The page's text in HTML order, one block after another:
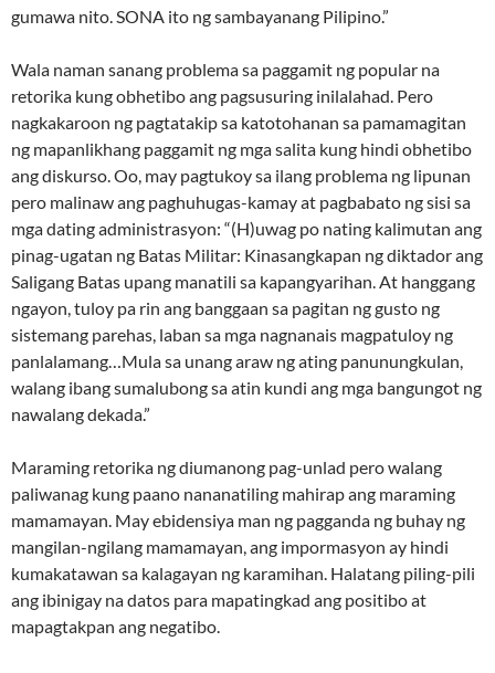
gumawa nito. SONA ito ng sambayanang Pilipino.”
Wala naman sanang problema sa paggamit ng popular na
retorika kung obhetibo ang pagsusuring inilalahad. Pero
nagkakaroon ng pagtatakip sa katotohanan sa pamamagitan
ng mapanlikhang paggamit ng mga salita kung hindi obhetibo
ang diskurso. Oo, may pagtukoy sa ilang problema ng lipunan
pero malinaw ang paghuhugas-kamay at pagbabato ng sisi sa
mga dating administrasyon: “(H)uwag po nating kalimutan ang
pinag-ugatan ng Batas Militar: Kinasangkapan ng diktador ang
Saligang Batas upang manatili sa kapangyarihan. At hanggang
ngayon, tuloy pa rin ang banggaan sa pagitan ng gusto ng
sistemang parehas, laban sa mga nagnanais magpatuloy ng
panlalamang…Mula sa unang araw ng ating panunungkulan,
walang ibang sumalubong sa atin kundi ang mga bangungot ng
nawalang dekada.”
Maraming retorika ng diumanong pag-unlad pero walang
paliwanag kung paano nananatiling mahirap ang maraming
mamamayan. May ebidensiya man ng pagganda ng buhay ng
mangilan-ngilang mamamayan, ang impormasyon ay hindi
kumakatawan sa kalagayan ng karamihan. Halatang piling-pili
ang ibinigay na datos para mapatingkad ang positibo at
mapagtakpan ang negatibo.